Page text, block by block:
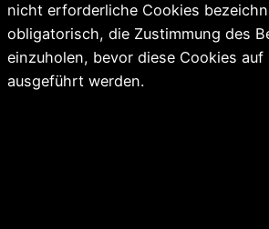
nicht erforderliche Cookies
obligatorisch, die Zustimmung des
einzuholen, bevor diese Cookies auf
ausgeführt werden.